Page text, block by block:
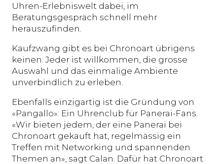
Uhren-Erlebniswelt dabei, im
Beratungsgespräch schnell mehr
herauszufinden.
Kaufzwang gibt es bei Chronoart übrigens
keinen: Jeder ist willkommen, die grosse
Auswahl und das einmalige Ambiente
unverbindlich zu erleben.
Ebenfalls einzigartig ist die Gründung von
«Pangallo»: Ein Uhrenclub für Panerai-Fans.
«Wir bieten jedem, der eine Panerai bei
Chronoart gekauft hat, regelmässig ein
Treffen mit Networking und spannenden
Themen an», sagt Calan. Dafür hat Chronoart